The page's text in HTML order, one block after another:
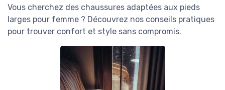
Vous cherchez des chaussures adaptées aux pieds
larges pour femme ? Découvrez nos conseils pratiques
pour trouver confort et style sans compromis.